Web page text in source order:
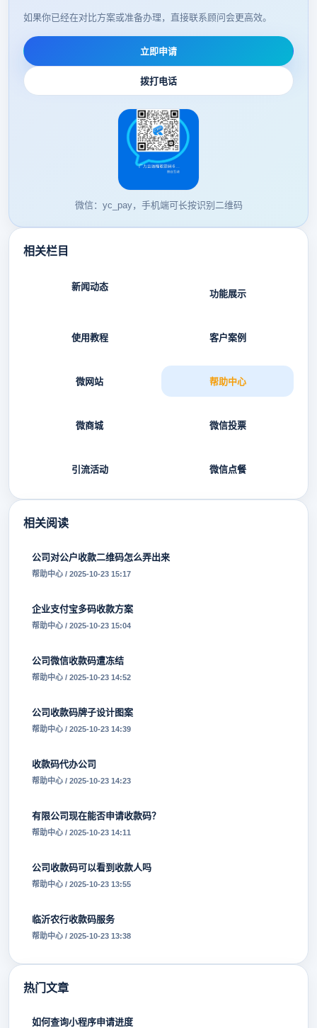
如果你已经在对比方案或准备办理，直接联系顾问会更高效。
立即申请
拨打电话
微信：yc_pay，手机端可长按识别二维码
相关栏目
新闻动态
功能展示
使用教程 客户案例
微网站 帮助中心
微商城 微信投票
引流活动 微信点餐
相关阅读
公司对公户收款二维码怎么弄出来
帮助中心 / 2025-10-23 15:17
企业支付宝多码收款方案
帮助中心 / 2025-10-23 15:04
公司微信收款码遭冻结
帮助中心 / 2025-10-23 14:52
公司收款码牌子设计图案
帮助中心 / 2025-10-23 14:39
收款码代办公司
帮助中心 / 2025-10-23 14:23
有限公司现在能否申请收款码？
帮助中心 / 2025-10-23 14:11
公司收款码可以看到收款人吗
帮助中心 / 2025-10-23 13:55
临沂农行收款码服务
帮助中心 / 2025-10-23 13:38
热门文章
如何查询小程序申请进度